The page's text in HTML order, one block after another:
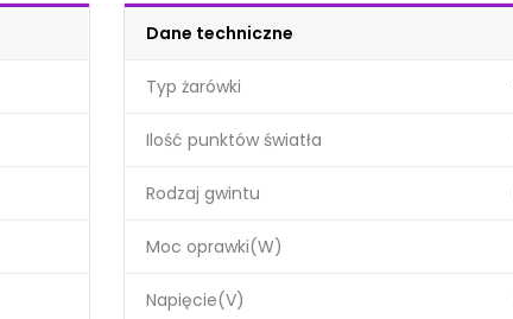
Dane techniczne
Typ żarówki
Ilość punktów światła
Rodzaj gwintu
Moc oprawki(W)
Napięcie(V)